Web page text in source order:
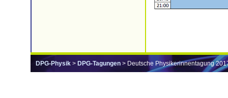
DPG-Physik > DPG-Tagungen > Deutsche Physikerinnentagung